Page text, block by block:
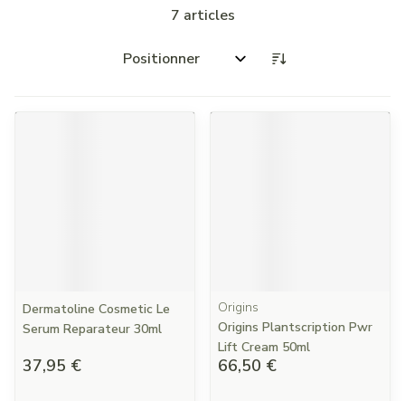
7 articles
Trier par:
Dermatoline Cosmetic Le
Serum Reparateur 30ml
37,95 €
Origins
Origins Plantscription Pwr
Lift Cream 50ml
66,50 €